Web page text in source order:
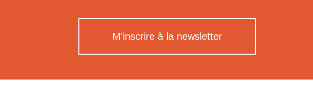
M'inscrire à la newsletter